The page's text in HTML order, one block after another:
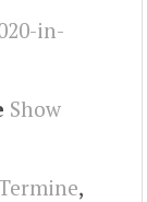
in-
Show
,